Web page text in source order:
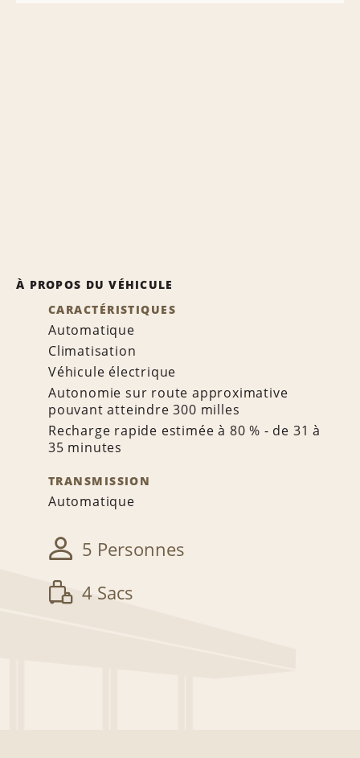
À PROPOS DU VÉHICULE
CARACTÉRISTIQUES
Automatique
Climatisation
Véhicule électrique
Autonomie sur route approximative
pouvant atteindre 300 milles
Recharge rapide estimée à 80 % - de 31 à
35 minutes
TRANSMISSION
Automatique
5 Personnes
4 Sacs